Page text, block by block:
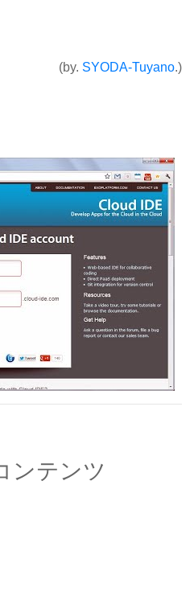
(by. SYODA-Tuyano.)
ンテンツ